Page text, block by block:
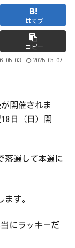
はてブ
コピー
2025.05.07
開催されま
日（日）開
落選して本選に
す。
にラッキーだ